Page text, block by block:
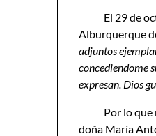
El 29 de
Alburquerque
adjuntos
concediendome
expresan. Dios
Por lo
doña María